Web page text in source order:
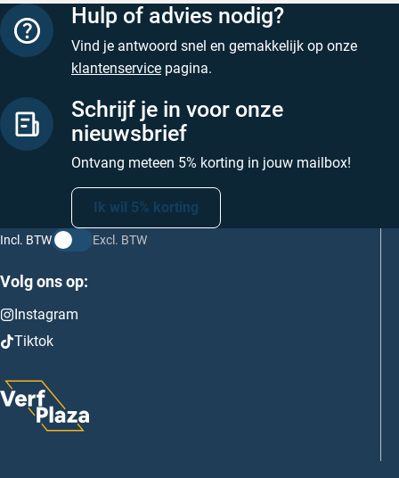
Hulp of advies nodig?
Vind je antwoord snel en gemakkelijk op onze
klantenservice pagina.
Schrijf je in voor onze
nieuwsbrief
Ontvang meteen 5% korting in jouw mailbox!
Ik wil 5% korting
Incl. BTW Excl. BTW
Volg ons op:
Instagram
Tiktok